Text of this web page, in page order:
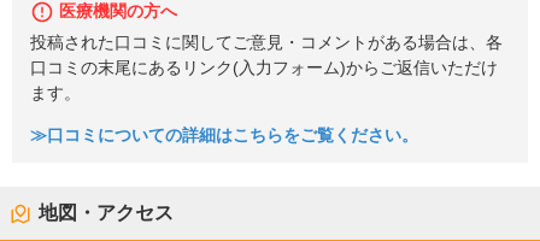
医療機関の方へ
投稿された口コミに関してご意見・コメントがある場合は、各
口コミの末尾にあるリンク(入力フォーム)からご返信いただけ
ます。
≫口コミについての詳細はこちらをご覧ください。
地図・アクセス